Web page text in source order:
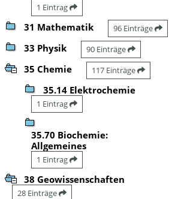
1 Eintrag
31 Mathematik 96 Einträge
33 Physik 90 Einträge
35 Chemie 117 Einträge
35.14 Elektrochemie
1 Eintrag
35.70 Biochemie:
Allgemeines
1 Eintrag
38 Geowissenschaften
28 Einträge